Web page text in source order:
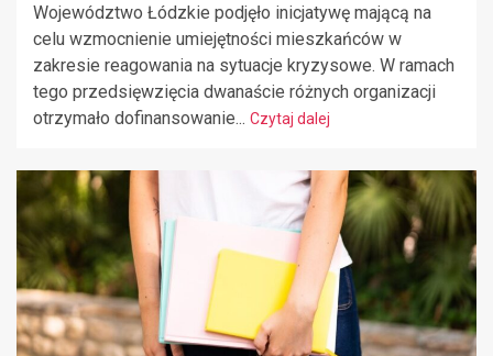
Województwo Łódzkie podjęło inicjatywę mającą na
celu wzmocnienie umiejętności mieszkańców w
zakresie reagowania na sytuacje kryzysowe. W ramach
tego przedsięwzięcia dwanaście różnych organizacji
otrzymało dofinansowanie... Czytaj dalej